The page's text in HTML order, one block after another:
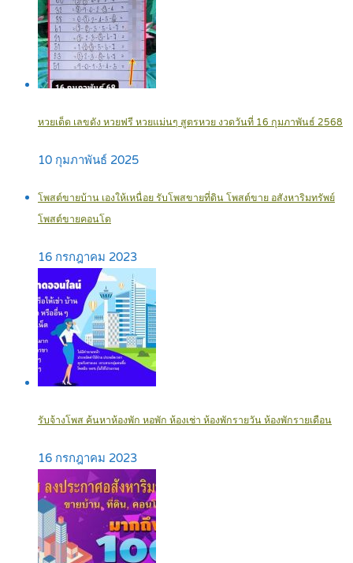
หวยเด็ด เลขดัง หวยฟรี หวยแม่นๆ สูตรหวย งวดวันที่ 16 กุมภาพันธ์ 2568
10 กุมภาพันธ์ 2025
โพสต์ขายบ้าน เองให้เหนื่อย รับโพสขายที่ดิน โพสต์ขาย อสังหาริมทรัพย์
โพสต์ขายคอนโด
16 กรกฎาคม 2023
รับจ้างโพส ค้นหาห้องพัก หอพัก ห้องเช่า ห้องพักรายวัน ห้องพักรายเดือน
16 กรกฎาคม 2023